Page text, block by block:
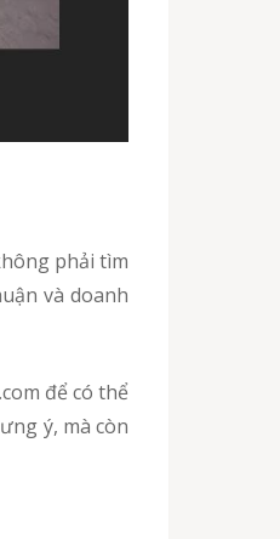
phải tìm
và doanh
ý, mà còn